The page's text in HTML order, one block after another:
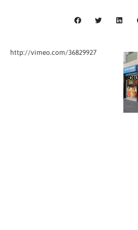
http://vimeo.com/36829927